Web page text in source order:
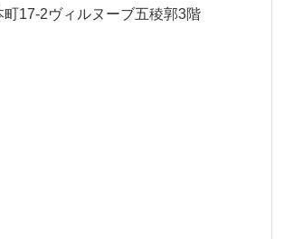
17-2ヴィルヌーブ五稜郭3階